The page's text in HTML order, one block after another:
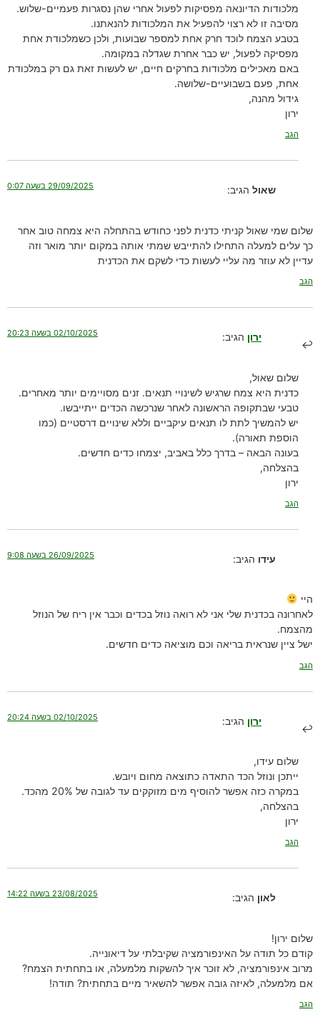
מלכודות הדיונאה מפסיקות לפעול אחרי שהן נסגרות פעמיים-שלוש.
מסיבה זו לא רצוי להפעיל את המלכודות להנאתנו.
בטבע הצמח לוכד חרק אחת למספר שבועות, ולכן כשמלכודת אחת
מפסיקה לפעול, יש כבר אחרת שגדלה במקומה.
באם מאכילים מלכודות בחרקים חיים, יש לעשות זאת גם רק במלכודת
אחת, פעם בשבועיים-שלושה.
גידול מהנה,
ירון
הגב
שאול הגיב: 29/09/2025 בשעה 0:07
שלום שמי שאול קניתי כדנית לפני כחודש בהתחלה היא צמחה טוב אחר
כך עלים למעלה התחילו להתייבש שמתי אותה במקום יותר מואר וזה
עדיין לא עוזר מה עליי לעשות כדי לשקם את הכדנית
הגב
ירון הגיב: 02/10/2025 בשעה 20:23
שלום שאול,
כדנית היא צמח שרגיש לשינויי תנאים. זנים מסויימים יותר מאחרים.
טבעי שבתקופה הראשונה לאחר שנרכשה הכדים ייתייבשו.
יש להמשיך לתת לו תנאים עיקביים וללא שינויים דרסטיים (כמו
הוספת תאורה).
בעונה הבאה – בדרך כלל באביב, יצמחו כדים חדשים.
בהצלחה,
ירון
הגב
עידו הגיב: 26/09/2025 בשעה 9:08
היי
לאחרונה בכדנית שלי אני לא רואה נוזל בכדים וכבר אין ריח של הנוזל
מהצמח.
ישל ציין שנראית בריאה וכם מוציאה כדים חדשים.
הגב
ירון הגיב: 02/10/2025 בשעה 20:24
שלום עידו,
ייתכן ונוזל הכד התאדה כתוצאה מחום ויובש.
במקרה כזה אפשר להוסיף מים מזוקקים עד לגובה של 20% מהכד.
בהצלחה,
ירון
הגב
לאון הגיב: 23/08/2025 בשעה 14:22
שלום ירון!
קודם כל תודה על האינפורמציה שקיבלתי על דיאונייה.
מרוב אינפורמציה, לא זוכר איך להשקות מלמעלה, או בתחתית הצמח?
אם מלמעלה, לאיזה גובה אפשר להשאיר מיים בתחתית? תודה!
הגב